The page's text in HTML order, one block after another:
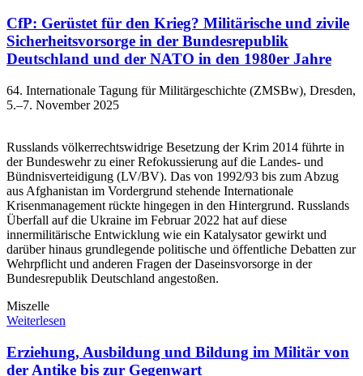
CfP: Gerüstet für den Krieg? Militärische und zivile
Sicherheitsvorsorge in der Bundesrepublik
Deutschland und der NATO in den 1980er Jahre
64. Internationale Tagung für Militärgeschichte (ZMSBw), Dresden,
5.–7. November 2025
Russlands völkerrechtswidrige Besetzung der Krim 2014 führte in
der Bundeswehr zu einer Refokussierung auf die Landes- und
Bündnisverteidigung (LV/BV). Das von 1992/93 bis zum Abzug
aus Afghanistan im Vordergrund stehende Internationale
Krisenmanagement rückte hingegen in den Hintergrund. Russlands
Überfall auf die Ukraine im Februar 2022 hat auf diese
innermilitärische Entwicklung wie ein Katalysator gewirkt und
darüber hinaus grundlegende politische und öffentliche Debatten zur
Wehrpflicht und anderen Fragen der Daseinsvorsorge in der
Bundesrepublik Deutschland angestoßen.
Miszelle
Weiterlesen
Erziehung, Ausbildung und Bildung im Militär von
der Antike bis zur Gegenwart